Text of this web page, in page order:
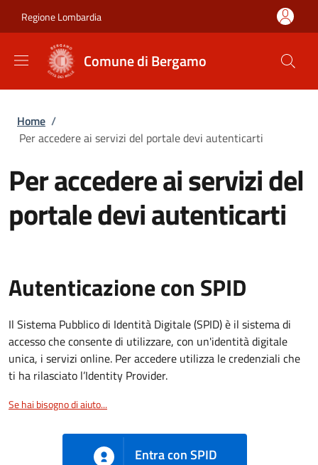
Regione Lombardia
Comune di Bergamo
Briciole di pane
Home /
Per accedere ai servizi del portale devi autenticarti
Per accedere ai servizi del
portale devi autenticarti
Autenticazione con SPID
Il Sistema Pubblico di Identità Digitale (SPID) è il sistema di
accesso che consente di utilizzare, con un'identità digitale
unica, i servizi online. Per accedere utilizza le credenziali che
ti ha rilasciato l’Identity Provider.
Se hai bisogno di aiuto...
Entra con SPID